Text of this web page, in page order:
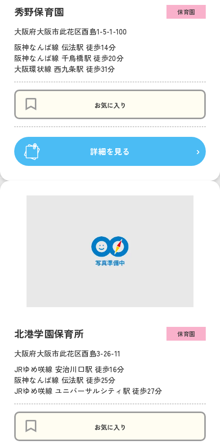
秀野保育園 保育園
大阪府大阪市此花区酉島1-5-1-100
阪神なんば線 伝法駅 徒歩14分
阪神なんば線 千鳥橋駅 徒歩20分
大阪環状線 西九条駅 徒歩31分
お気に入り
詳細を見る
北港学園保育所 保育園
大阪府大阪市此花区酉島3-26-11
JRゆめ咲線 安治川口駅 徒歩16分
阪神なんば線 伝法駅 徒歩25分
JRゆめ咲線 ユニバーサルシティ駅 徒歩27分
お気に入り